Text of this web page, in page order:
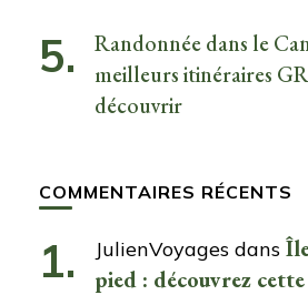
Randonnée dans le
meilleurs itinéraires
découvrir
COMMENTAIRES RÉCENTS
JulienVoyagesdans
pied : découvrez